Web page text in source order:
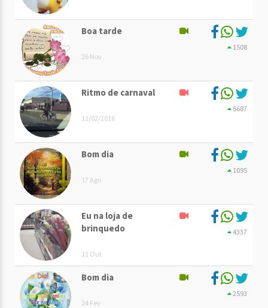
Boa tarde
26 Nov
1508
Ritmo de carnaval
11/02/2016
5687
Bom dia
17 Ago
1095
Eu na loja de
brinquedo
11 Out
4337
Bom dia
24 Fev
2593